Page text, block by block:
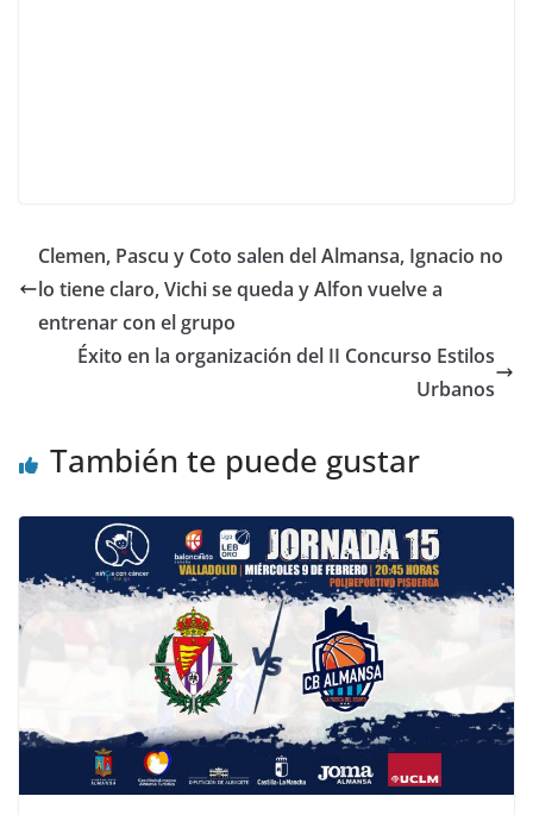
Clemen, Pascu y Coto salen del Almansa, Ignacio no
lo tiene claro, Vichi se queda y Alfon vuelve a
entrenar con el grupo
Éxito en la organización del II Concurso Estilos
Urbanos
También te puede gustar